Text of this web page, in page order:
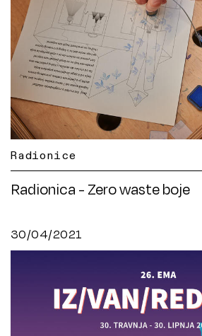
Radionice
Radionica - Zero waste boje
30/04/2021